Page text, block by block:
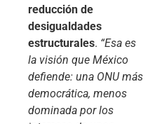
reducción de
desigualdades
estructurales. “Esa es
la visión que México
defiende: una ONU más
democrática, menos
dominada por los